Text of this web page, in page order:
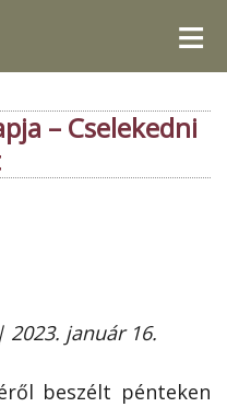
≡
– Cselekedni
2023. január 16.
beszélt pénteken